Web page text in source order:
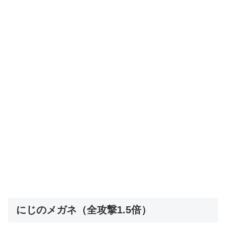
にじのメガネ（全攻撃1.5倍）